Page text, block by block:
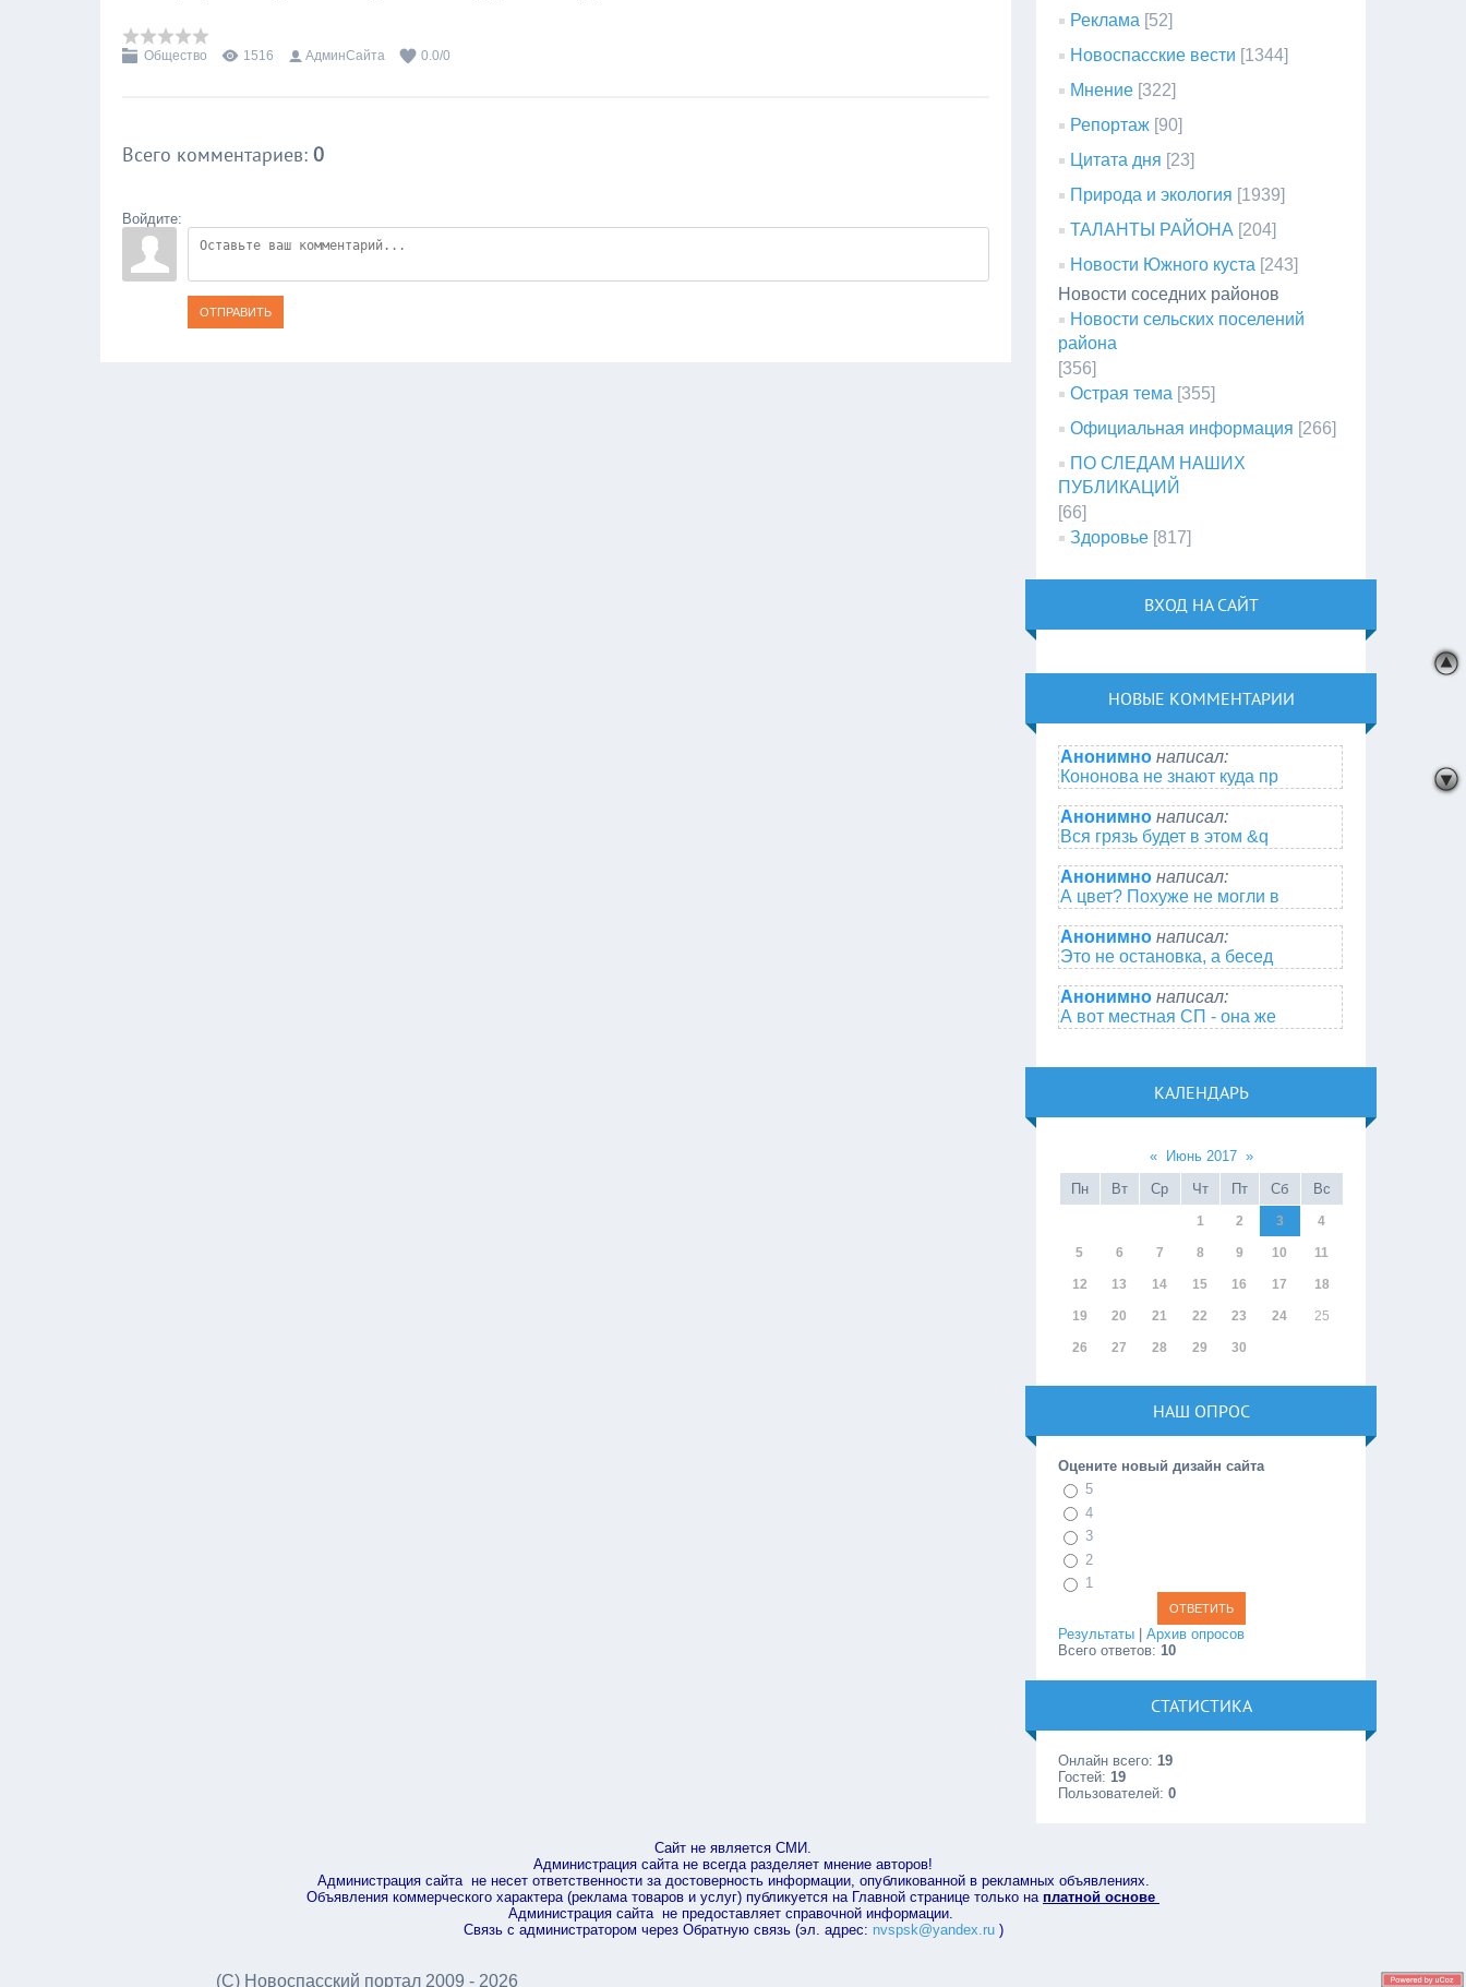
Общество 1516 АдминСайта 0.0/0
Всего комментариев: 0
Войдите:
ОТПРАВИТЬ
Реклама [52]
Новоспасские вести [1344]
Мнение [322]
Репортаж [90]
Цитата дня [23]
Природа и экология [1939]
ТАЛАНТЫ РАЙОНА [204]
Новости Южного куста [243]
Новости соседних районов
Новости сельских поселений
района
[356]
Острая тема [355]
Официальная информация [266]
ПО СЛЕДАМ НАШИХ
ПУБЛИКАЦИЙ
[66]
Здоровье [817]
ВХОД НА САЙТ
НОВЫЕ КОММЕНТАРИИ
Анонимно написал:
Кононова не знают куда пр
Анонимно написал:
Вся грязь будет в этом &q
Анонимно написал:
А цвет? Похуже не могли в
Анонимно написал:
Это не остановка, а бесед
Анонимно написал:
А вот местная СП - она же
КАЛЕНДАРЬ
« Июнь 2017 »
Пн
Вт Ср Чт Пт Сб Вс
1 2 3 4
5 6 7 8 9 10 11
12 13 14 15 16 17 18
19 20 21 22 23 24 25
26 27 28 29 30
НАШ ОПРОС
Оцените новый дизайн сайта
5
4
3
2
1
Результаты |Архив опросов
Всего ответов: 10
СТАТИСТИКА
Онлайн всего: 19
Гостей: 19
Пользователей:0
Сайт не является СМИ.
Администрация сайта не всегда разделяет мнение авторов!
Администрация сайта не несет ответственности за достоверность информации, опубликованной в рекламных объявлениях.
Объявления коммерческого характера (реклама товаров и услуг) публикуется на Главной странице только на платной основе
Администрация сайта не предоставляет справочной информации.
Связь с администратором через Обратную связь (эл. адрес: nvspsk@yandex.ru)
(С) Новоспасский портал 2009 - 2026